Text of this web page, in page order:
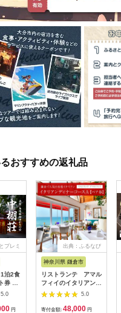
おすすめの返礼品
プレミ
泊2食
券 チ
行
5.0
円
出典：ふるなび
神奈川県 鎌倉市
リストランテ アマル
フィイのイタリアンデ
ィナーコースA ペア
5.0
寄付金額: 48,000 円